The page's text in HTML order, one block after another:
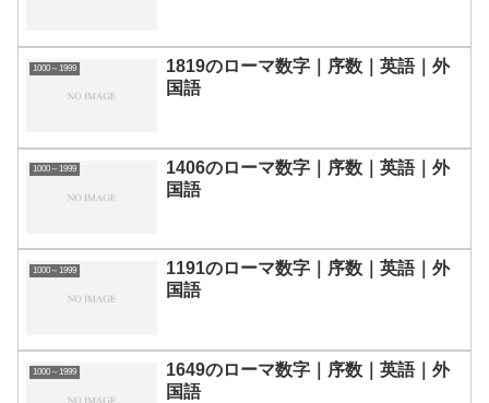
1000～1999
1819のローマ数字｜序数｜英語｜外
国語
1000～1999
1406のローマ数字｜序数｜英語｜外
国語
1000～1999
1191のローマ数字｜序数｜英語｜外
国語
1000～1999
1649のローマ数字｜序数｜英語｜外
国語